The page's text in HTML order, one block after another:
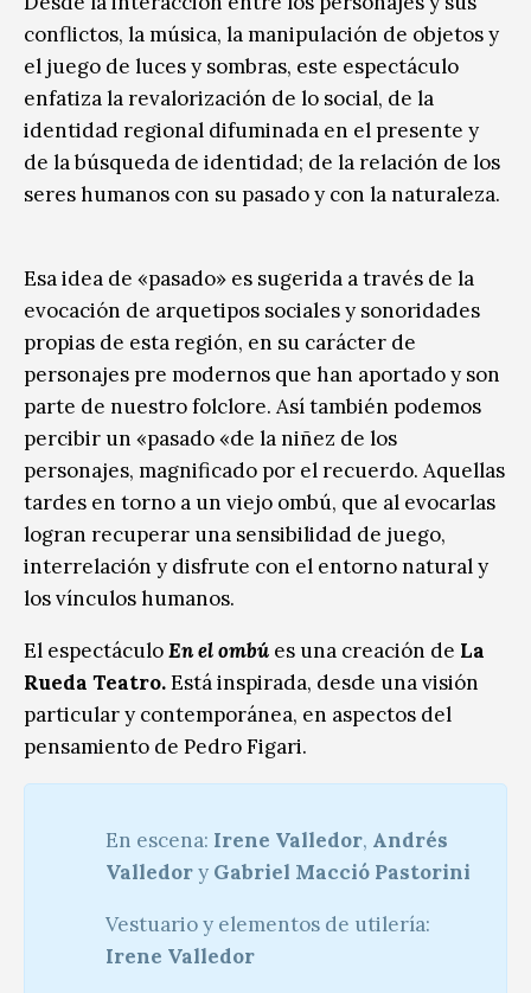
conflictos, la música, la manipulación de objetos y
el juego de luces y sombras, este espectáculo
enfatiza la revalorización de lo social, de la
identidad regional difuminada en el presente y
de la búsqueda de identidad; de la relación de los
seres humanos con su pasado y con la naturaleza.
Esa idea de «pasado» es sugerida a través de la
evocación de arquetipos sociales y sonoridades
propias de esta región, en su carácter de
personajes pre modernos que han aportado y son
parte de nuestro folclore. Así también podemos
percibir un «pasado «de la niñez de los
personajes, magnificado por el recuerdo. Aquellas
tardes en torno a un viejo ombú, que al evocarlas
logran recuperar una sensibilidad de juego,
interrelación y disfrute con el entorno natural y
los vínculos humanos.
El espectáculoEn el ombú es una creación de La
Rueda Teatro.Está inspirada, desde una visión
particular y contemporánea, en aspectos del
pensamiento de Pedro Figari.
En escena: Irene Valledor, Andrés
Valledory Gabriel Macció Pastorini
Vestuario y elementos de utilería:
Irene Valledor